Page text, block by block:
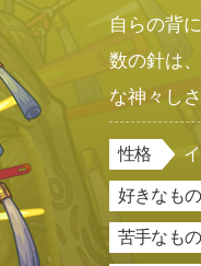
自らの背
数の針は
な神々し
性格
好きなもの
苦手なもの